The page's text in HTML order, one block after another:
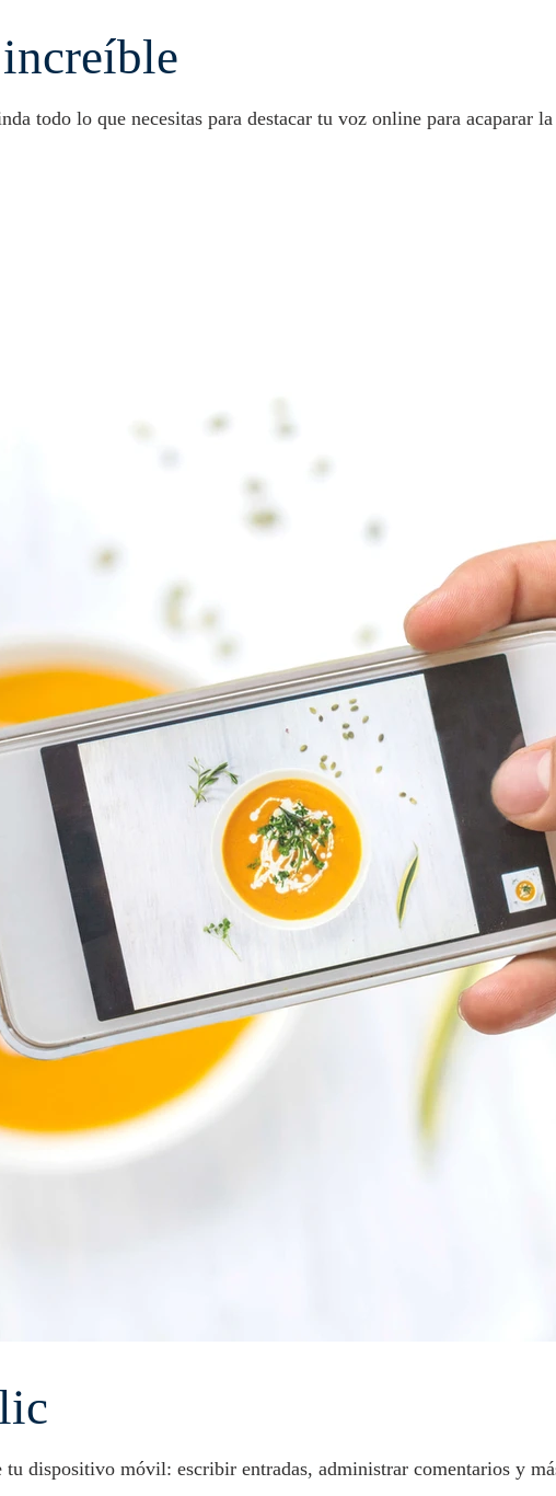
todo lo que necesitas para destacar tu voz online para acaparar
tu dispositivo móvil: escribir entradas, administrar comentarios y